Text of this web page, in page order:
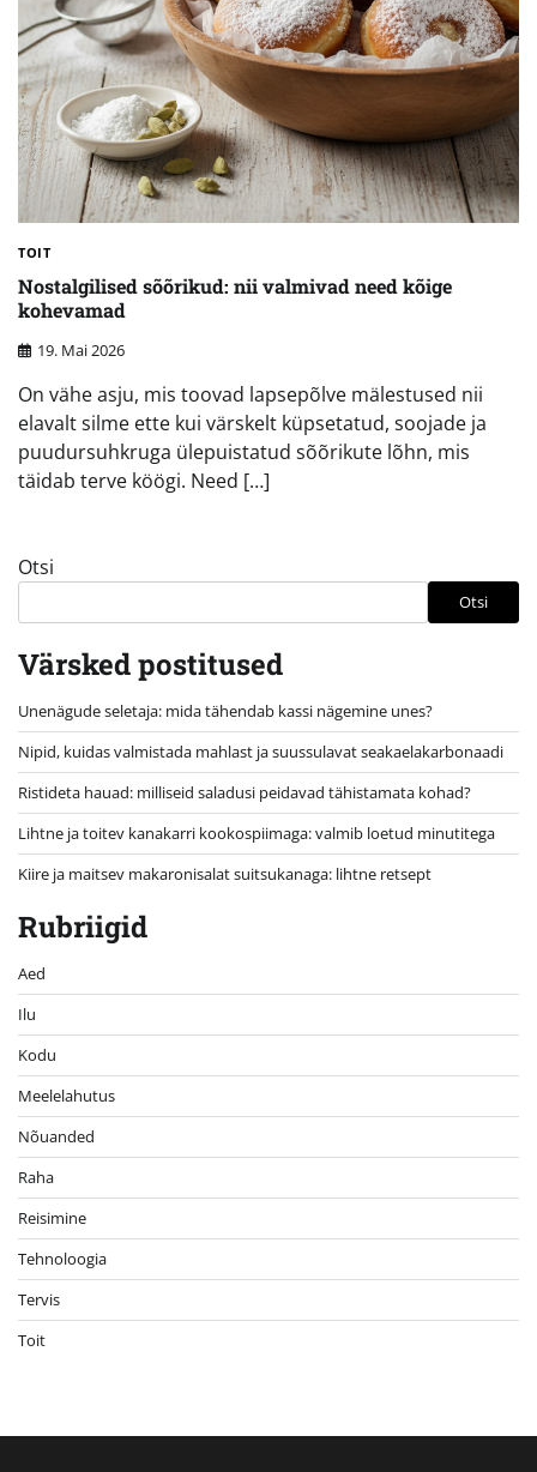
TOIT
Nostalgilised sõõrikud: nii valmivad need kõige
kohevamad
19. Mai 2026
On vähe asju, mis toovad lapsepõlve mälestused nii
elavalt silme ette kui värskelt küpsetatud, soojade ja
puudursuhkruga ülepuistatud sõõrikute lõhn, mis
täidab terve köögi. Need […]
Otsi
Otsi
Värsked postitused
Unenägude seletaja: mida tähendab kassi nägemine unes?
Nipid, kuidas valmistada mahlast ja suussulavat seakaelakarbonaadi
Ristideta hauad: milliseid saladusi peidavad tähistamata kohad?
Lihtne ja toitev kanakarri kookospiimaga: valmib loetud minutitega
Kiire ja maitsev makaronisalat suitsukanaga: lihtne retsept
Rubriigid
Aed
Ilu
Kodu
Meelelahutus
Nõuanded
Raha
Reisimine
Tehnoloogia
Tervis
Toit